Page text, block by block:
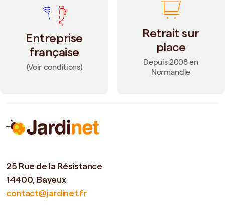
Entreprise
française
(Voir conditions)
Retrait sur
place
Depuis 2008 en
Normandie
25 Rue de la Résistance
14400, Bayeux
contact@jardinet.fr